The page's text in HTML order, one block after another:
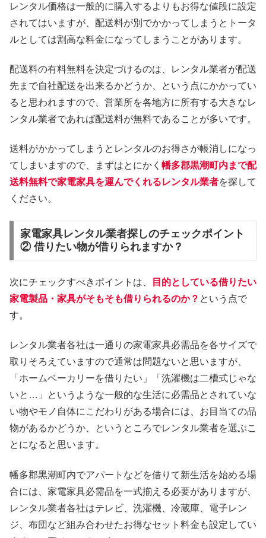
レンタル価格は一般的に購入するよりもお得な値段に設定
されてはいますが、配送料が別でかかってしまうとトータ
ルとしては割高な料金になってしまうことがあります。
配送料の有料無料を決定づけるのは、レンタル業者が配送
先まで自社配送を出来るかどうか、という点にかかってい
ると思われますので、営業所を各地方に所有する大きなレ
ンタル業者であれば配送料が無料であることが多いです。
送料がかかってしまうとレンタルのお得さが帳消しになっ
てしまいますので、まずはとにかく 幡多郡黒潮町内まで配
送料無料で家電家具を運んでくれるレンタル業者を探して
ください。
家電家具レンタル業者探しのチェックポイント
② 借りたい物が借りられますか？
次にチェックすべきポイントは、
目的としている借りたい
家電製品・家具がそもそも借りられるのか？ という点で
す。
レンタル業者各社は一通りの家電家具必需品を各サイズで
取りそろえていますので通常は問題ないと思いますが、
「ホームベーカリーを借りたい」「洗濯機は二槽式じゃな
いと…」というような一般的な生活に必需品とされていな
い物やモノ自体にこだわりがある場合には、お目当ての品
物があるかどうか、というところでレンタル業者を選ぶこ
とになると思います。
幡多郡黒潮町内でアパートなどを借りて新生活を始める場
合には、家電家具必需品を一式揃える必要がありますが、
レンタル業者各社はテレビ、洗濯機、冷蔵庫、電子レン
ジ、布団など組み合わせたお得なセット料金も設定してい